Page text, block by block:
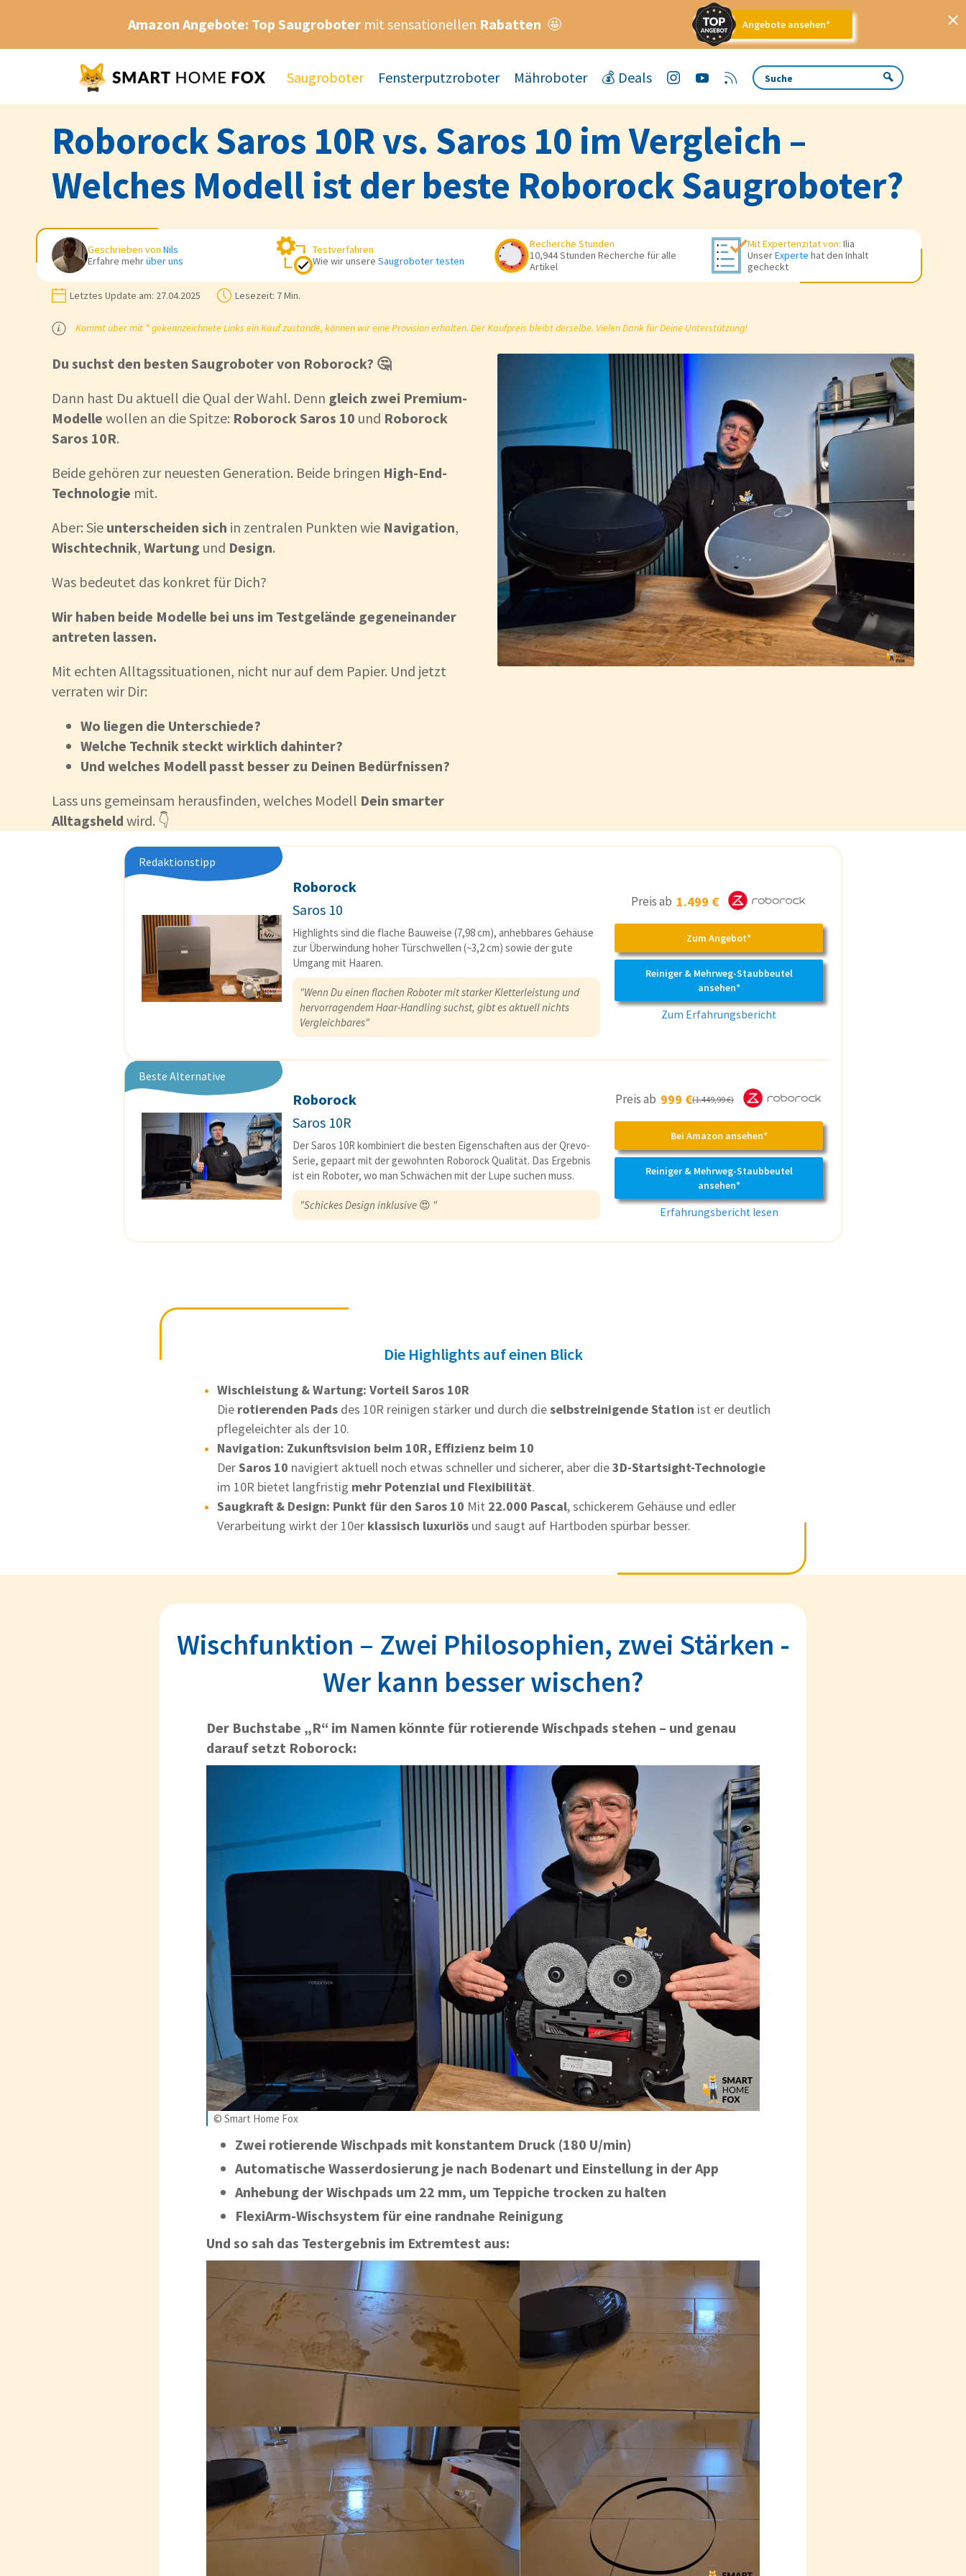
Amazon Angebote: Top Saugrobotermit sensationellen Rabatten 🤩 Angebote ansehen*
Saugroboter Fensterputzroboter Mähroboter 💰 Deals
Roborock Saros 10R vs. Saros 10 im Vergleich –
Welches Modell ist der beste Roborock Saugroboter?
Geschrieben von Nils
Erfahre mehrüber uns
Testverfahren
Wie wir unsere Saugroboter testen
Recherche Stunden
10,944 Stunden Recherche für alle
Artikel
Mit Expertenzitat von: Ilia
UnserExperte hat den Inhalt
gecheckt
Letztes Update am: 27.04.2025 Lesezeit: 7 Min.
Kommt über mit * gekennzeichnete Links ein Kauf zustande, können wir eine Provision erhalten. Der Kaufpreis bleibt derselbe. Vielen Dank für Deine Unterstützung!
Du suchst den besten Saugroboter von Roborock? 🤔
Dann hast Du aktuell die Qual der Wahl. Denn gleich zwei Premium-
Modelle wollen an die Spitze: Roborock Saros 10 und Roborock
Saros 10R.
Beide gehören zur neuesten Generation. Beide bringen High-End-
Technologie mit.
Aber: Sie unterscheiden sich in zentralen Punkten wie Navigation,
Wischtechnik, Wartung und Design.
Was bedeutet das konkret für Dich?
Wir haben beide Modelle bei uns im Testgelände gegeneinander
antreten lassen.
Mit echten Alltagssituationen, nicht nur auf dem Papier. Und jetzt
verraten wir Dir:
Wo liegen die Unterschiede?
Welche Technik steckt wirklich dahinter?
Und welches Modell passt besser zu Deinen Bedürfnissen?
Lass uns gemeinsam herausfinden, welches Modell Dein smarter
Alltagsheld wird. 👇
Redaktionstipp
Roborock
Saros 10
Highlights sind die flache Bauweise (7,98 cm), anhebbares Gehäuse
zur Überwindung hoher Türschwellen (~3,2 cm) sowie der gute
Umgang mit Haaren.
"Wenn Du einen flachen Roboter mit starker Kletterleistung und
hervorragendem Haar-Handling suchst, gibt es aktuell nichts
Vergleichbares"
Preis ab 1.499 €
Zum Angebot*
Reiniger & Mehrweg-Staubbeutel
ansehen*
Zum Erfahrungsbericht
Beste Alternative
Roborock
Saros 10R
Der Saros 10R kombiniert die besten Eigenschaften aus der Qrevo-
Serie, gepaart mit der gewohnten Roborock Qualität. Das Ergebnis
ist ein Roboter, wo man Schwächen mit der Lupe suchen muss.
"Schickes Design inklusive 😍 "
Preis ab 999 €(1.449,99 €)
Bei Amazon ansehen*
Reiniger & Mehrweg-Staubbeutel
ansehen*
Erfahrungsbericht lesen
Die Highlights auf einen Blick
Wischleistung & Wartung: Vorteil Saros 10R
Die rotierenden Pads des 10R reinigen stärker und durch dieselbstreinigende Station ist er deutlich
pflegeleichter als der 10.
Navigation: Zukunftsvision beim 10R, Effizienz beim 10
DerSaros 10 navigiert aktuell noch etwas schneller und sicherer, aber die3D-Startsight-Technologie
im 10R bietet langfristig mehr Potenzial und Flexibilität.
Saugkraft & Design: Punkt für den Saros 10 Mit 22.000 Pascal, schickerem Gehäuse und edler
Verarbeitung wirkt der 10er klassisch luxuriös und saugt auf Hartboden spürbar besser.
Wischfunktion – Zwei Philosophien, zwei Stärken -
Wer kann besser wischen?
Der Buchstabe „R“ im Namen könnte für rotierende Wischpads stehen – und genau
darauf setzt Roborock:
© Smart Home Fox
Zwei rotierende Wischpads mit konstantem Druck (180 U/min)
Automatische Wasserdosierung je nach Bodenart und Einstellung in der App
Anhebung der Wischpads um 22 mm, um Teppiche trocken zu halten
FlexiArm-Wischsystem für eine randnahe Reinigung
Und so sah das Testergebnis im Extremtest aus: